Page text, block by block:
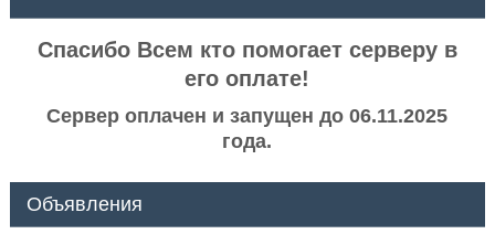
Спасибо Всем кто помогает серверу в
его оплате!
Сервер оплачен и запущен до 06.11.2025
года.
Объявления